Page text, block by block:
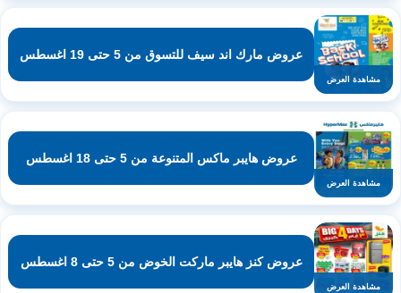
مشاهدة العرض
عروض مارك اند سيف للتسوق من 5 حتى 19 اغسطس
مشاهدة العرض
عروض هايبر ماكس المتنوعة من 5 حتى 18 اغسطس
مشاهدة العرض
عروض كنز هايبر ماركت الخوض من 5 حتى 8 اغسطس